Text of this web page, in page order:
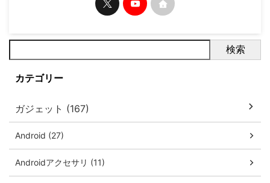
検索
カテゴリー
ガジェット (167)
Android (27)
Androidアクセサリ (11)